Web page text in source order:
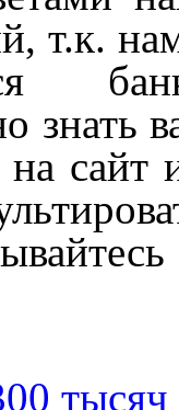
т.к.
знать
сайт